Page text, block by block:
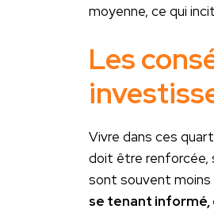
moyenne, ce qui
Les
Vivre dans ces
doit être renforcée,
sont souvent moins
se tenant informé,